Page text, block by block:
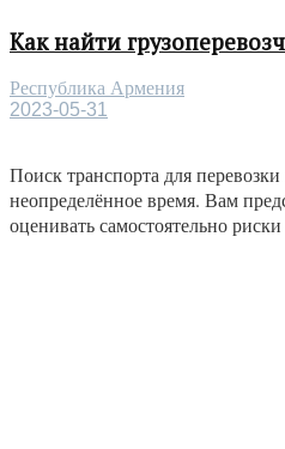
Как найти
Республика Армения
2023-05-31
Поиск транспорта для
неопределённое время. Вам
оценивать самостоятельно